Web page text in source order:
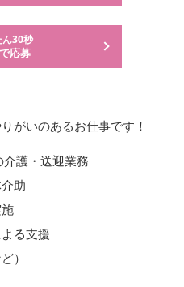
ん30秒
応募
がいのあるお仕事です！
介護・送迎業務
助
る支援
）